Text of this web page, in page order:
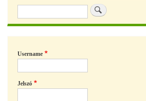
Username
Jelszó